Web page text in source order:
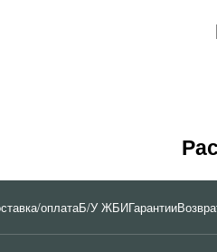
оплатаБ/У ЖБИГарантии